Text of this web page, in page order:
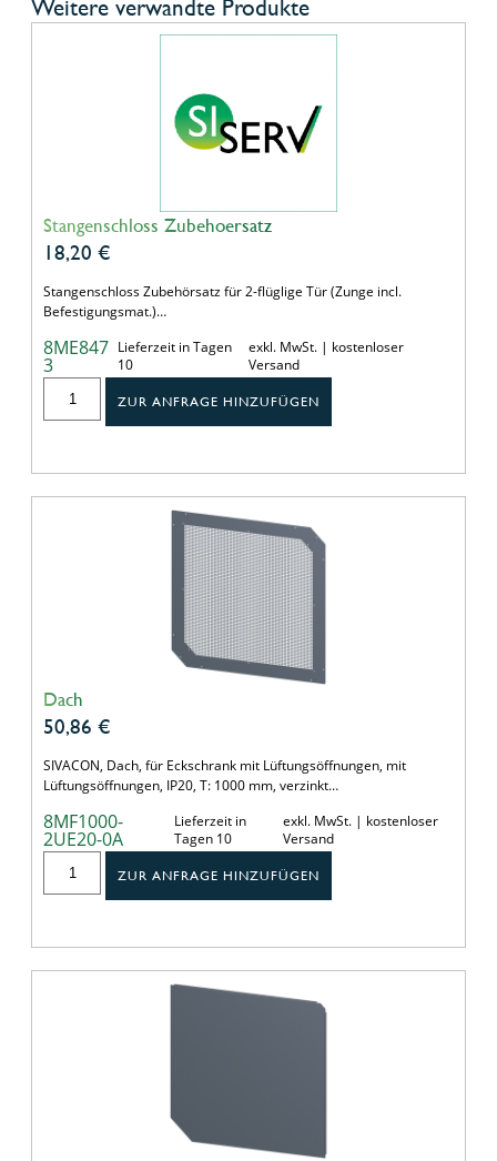
Weitere verwandte Produkte
Stangenschloss Zubehoersatz
18,20 €
Stangenschloss Zubehörsatz für 2-flüglige Tür (Zunge incl.
Befestigungsmat.)…
8ME847
3
Lieferzeit in Tagen
10
exkl. MwSt. | kostenloser
Versand
ZUR ANFRAGE HINZUFÜGEN
Dach
50,86 €
SIVACON, Dach, für Eckschrank mit Lüftungsöffnungen, mit
Lüftungsöffnungen, IP20, T: 1000 mm, verzinkt…
8MF1000-
2UE20-0A
Lieferzeit in
Tagen 10
exkl. MwSt. | kostenloser
Versand
ZUR ANFRAGE HINZUFÜGEN